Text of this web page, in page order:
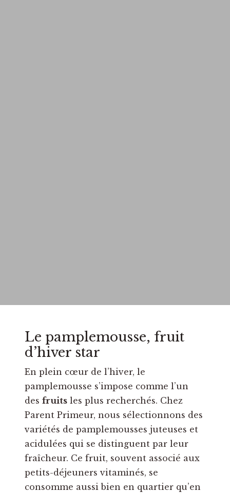
Le pamplemousse, fruit
d’hiver star
En plein cœur de l’hiver, le
pamplemousse s’impose comme l’un
des fruits les plus recherchés. Chez
Parent Primeur, nous sélectionnons des
variétés de pamplemousses juteuses et
acidulées qui se distinguent par leur
fraîcheur. Ce fruit, souvent associé aux
petits-déjeuners vitaminés, se
consomme aussi bien en quartier qu’en